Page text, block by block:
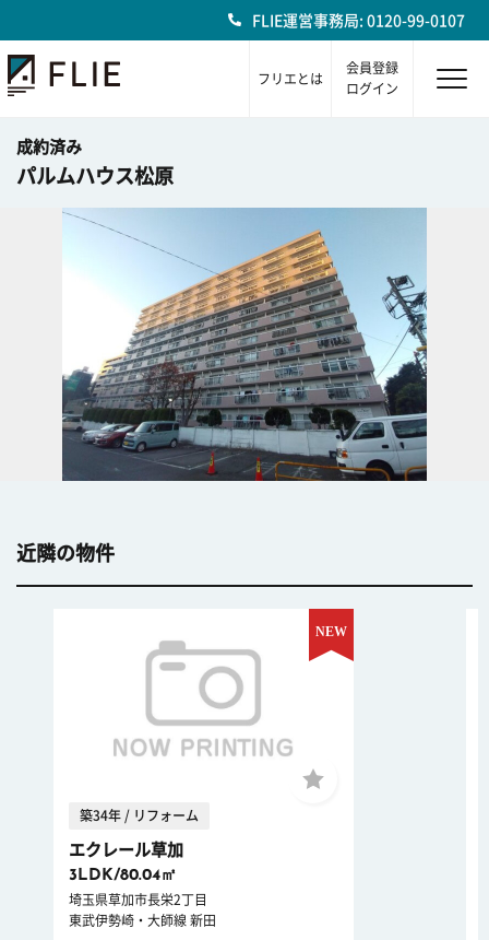
FLIE運営事務局: 0120-99-0107
フリエとは
会員登録
ログイン
成約済み
パルムハウス松原
近隣の物件
築34年 / リフォーム
エクレール草加
3LDK/80.04㎡
埼玉県草加市長栄2丁目
東武伊勢崎・大師線 新田